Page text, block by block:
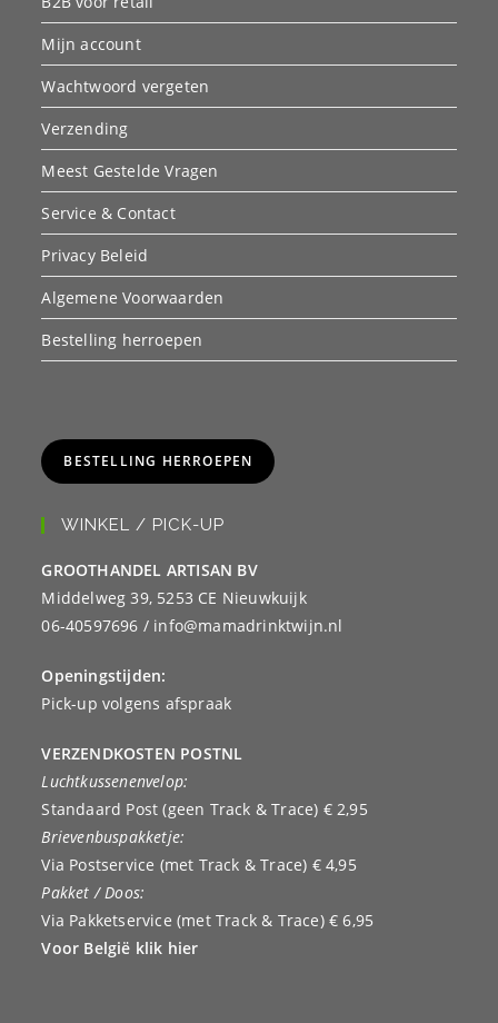
Mijn account
Wachtwoord vergeten
Verzending
Meest Gestelde Vragen
Service & Contact
Privacy Beleid
Algemene Voorwaarden
Bestelling herroepen
BESTELLING HERROEPEN
WINKEL / PICK-UP
GROOTHANDEL ARTISAN BV
Middelweg 39, 5253 CE Nieuwkuijk
06-40597696 / info@mamadrinktwijn.nl
Openingstijden:
Pick-up volgens afspraak
VERZENDKOSTEN POSTNL
Luchtkussenenvelop:
Standaard Post (geen Track & Trace) € 2,95
Brievenbuspakketje:
Via Postservice (met Track & Trace) € 4,95
Pakket / Doos:
Via Pakketservice (met Track & Trace) € 6,95
Voor België klik hier